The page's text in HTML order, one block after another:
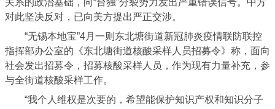
关系的政治基础，向“台独”分裂势力发出严重错误信号。中方
对此坚决反对，已向美方提出严正交涉。
“无锡本地宝”4月一则东北塘街道新冠肺炎疫情联防联控
指挥部办公室的《东北塘街道核酸采样人员招募令》称，面向
社会发出招募令，招募核酸采样人员，作为现有力量补充，参
与全街道核酸采样工作。
“我个人维权是次要的，希望能保护知识产权和知识分子